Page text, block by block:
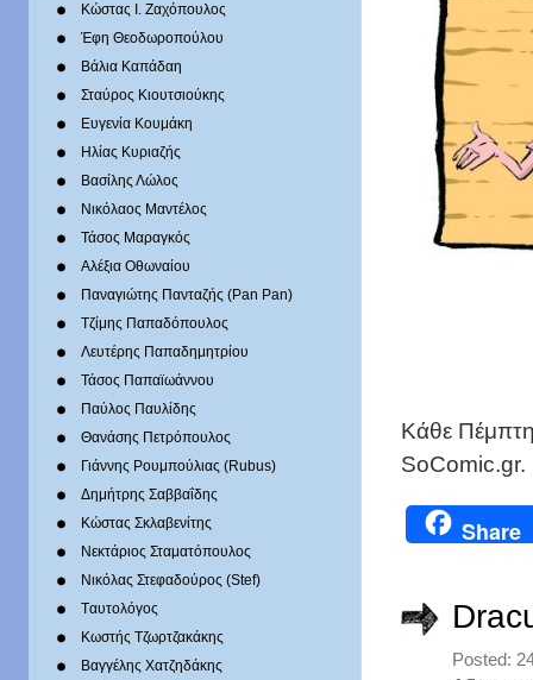
Κώστας Ι. Ζαχόπουλoς
Έφη Θεοδωροπούλου
Βάλια Καπάδαη
Σταύρος Κιουτσιούκης
Ευγενία Κουμάκη
Ηλίας Κυριαζής
Βασίλης Λώλος
Νικόλαος Μαντέλος
Τάσος Μαραγκός
Αλέξια Οθωναίου
Παναγιώτης Πανταζής (Pan Pan)
Τζίμης Παπαδόπουλος
Λευτέρης Παπαδημητρίου
Τάσος Παπαϊωάννου
Παύλος Παυλίδης
Θανάσης Πετρόπουλος
Γιάννης Ρουμπούλιας (Rubus)
Δημήτρης Σαββαΐδης
Κώστας Σκλαβενίτης
Νεκτάριος Σταματόπουλος
Νικόλας Στεφαδούρος (Stef)
Tαυτολόγος
Κωστής Τζωρτζακάκης
Βαγγέλης Χατζηδάκης
Κάθε
SoComic.gr.
Share
Posted: